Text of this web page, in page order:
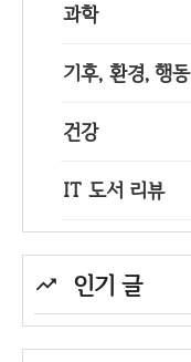
과학
기후, 환경, 행동
건강
IT 도서 리뷰
인기 글